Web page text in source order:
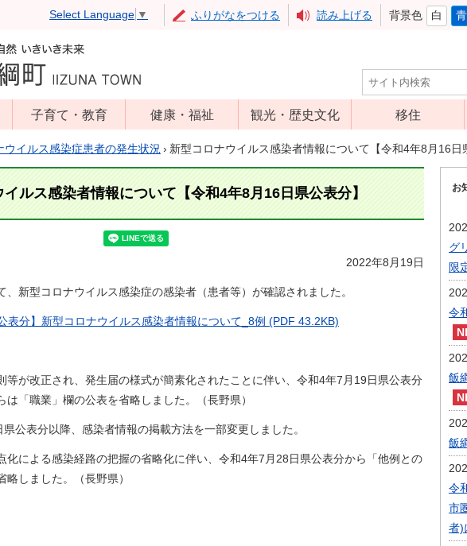
Select Language ▼ ふりがなをつける 読み上げる 背景色 白 青
子育て・教育
年齢別子育て情
子育て支援
小学校・中学校
生涯学習
人権・平和啓発
児童クラブ
飯綱町コミュニ
ティスクール
健康・福祉
児童福祉
高齢者福祉
介護保険
障害福祉
保健・医療
予防接種
食育
観光・歴史文化
観光
アップルミュー
ジアム
移住
ウイルス感染症患者の発生状況 › 新型コロナウイルス感染者情報について【令和4年8月16日
ルス感染者情報について【令和4年8月16日県公表分】
2022年8月19日
新型コロナウイルス感染症の感染者（患者等）が確認されました。
表分】新型コロナウイルス感染者情報について_8例 (PDF 43.2KB)
等が改正され、発生届の様式が簡素化されたことに伴い、令和4年7月19日県公表分
は「職業」欄の公表を省略しました。（長野県）
公表分以降、感染者情報の掲載方法を一部変更しました。
化による感染経路の把握の省略化に伴い、令和4年7月28日県公表分から「他例との
略しました。（長野県）
お
グ
限
令
飯
飯
令
市
者)